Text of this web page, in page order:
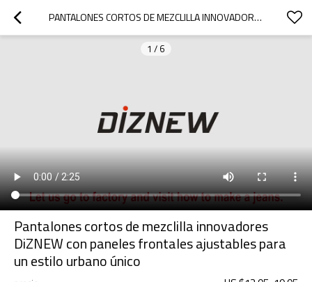
PANTALONES CORTOS DE MEZCLILLA INNOVADORES DIZNEW CON PANELES FRONTALES AJUSTABLES PARA UN ESTILO URBANO ÚNICO
1 / 6
Pantalones cortos de mezclilla innovadores
DiZNEW con paneles frontales ajustables para
un estilo urbano único